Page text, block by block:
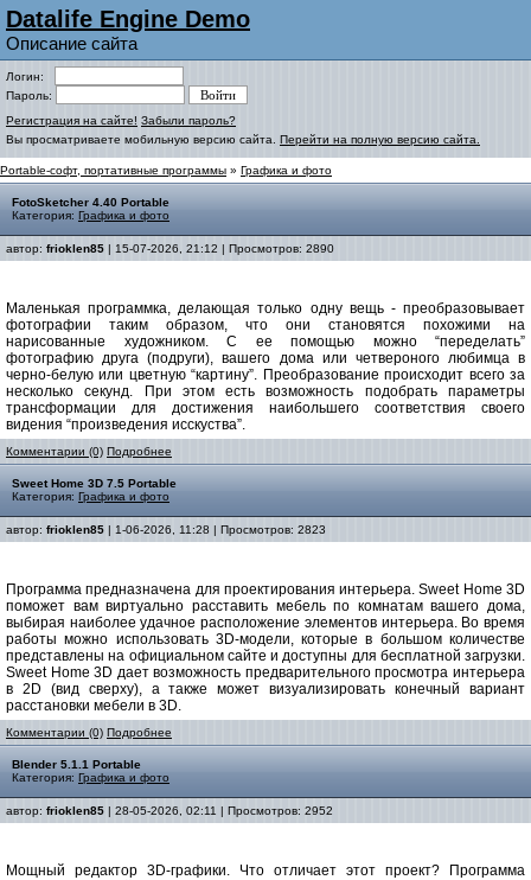
Datalife Engine Demo
Описание сайта
Логин:
Пароль:
Регистрация на сайте! Забыли пароль?
Вы просматриваете мобильную версию сайта. Перейти на полную версию сайта.
Portable-софт, портативные программы » Графика и фото
FotoSketcher 4.40 Portable
Категория: Графика и фото
автор: frioklen85 | 15-07-2026, 21:12 | Просмотров: 2890
Маленькая программка, делающая только одну вещь - преобразовывает
фотографии таким образом, что они становятся похожими на
нарисованные художником. С ее помощью можно “переделать”
фотографию друга (подруги), вашего дома или четвероного любимца в
черно-белую или цветную “картину”. Преобразование происходит всего за
несколько секунд. При этом есть возможность подобрать параметры
трансформации для достижения наибольшего соответствия своего
видения “произведения исскуства”.
Комментарии (0) Подробнее
Sweet Home 3D 7.5 Portable
Категория: Графика и фото
автор: frioklen85 | 1-06-2026, 11:28 | Просмотров: 2823
Программа предназначена для проектирования интерьера. Sweet Home 3D
поможет вам виртуально расставить мебель по комнатам вашего дома,
выбирая наиболее удачное расположение элементов интерьера. Во время
работы можно использовать 3D-модели, которые в большом количестве
представлены на официальном сайте и доступны для бесплатной загрузки.
Sweet Home 3D дает возможность предварительного просмотра интерьера
в 2D (вид сверху), а также может визуализировать конечный вариант
расстановки мебели в 3D.
Комментарии (0) Подробнее
Blender 5.1.1 Portable
Категория: Графика и фото
автор: frioklen85 | 28-05-2026, 02:11 | Просмотров: 2952
Мощный редактор 3D-графики. Что отличает этот проект? Программа